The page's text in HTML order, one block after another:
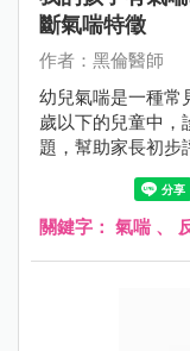
斷氣喘特徵
作者：黑倫醫師
幼兒氣喘是一種常
歲以下的兒童中，
題，幫助家長初步
識別與專業治療
關鍵字： 氣喘、